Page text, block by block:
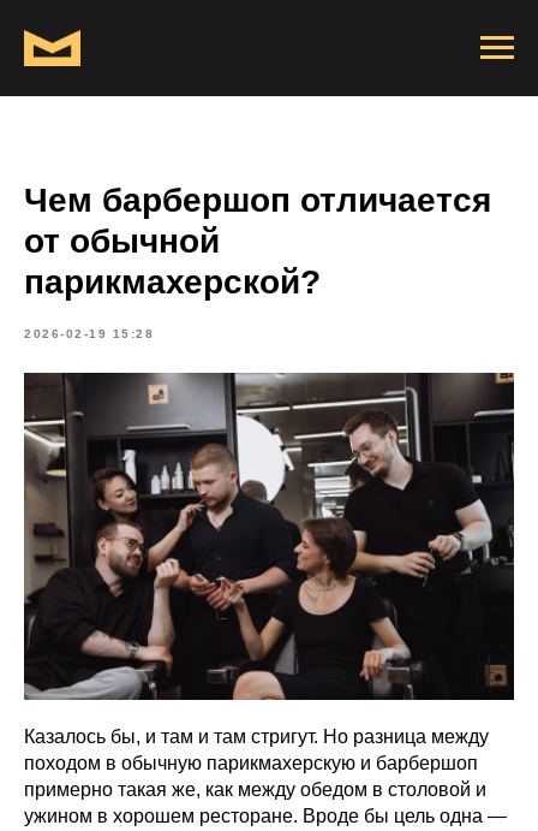
Чем барбершоп отличается
от обычной
парикмахерской?
2026-02-19 15:28
Казалось бы, и там и там стригут. Но разница между
походом в обычную парикмахерскую и барбершоп
примерно такая же, как между обедом в столовой и
ужином в хорошем ресторане. Вроде бы цель одна —